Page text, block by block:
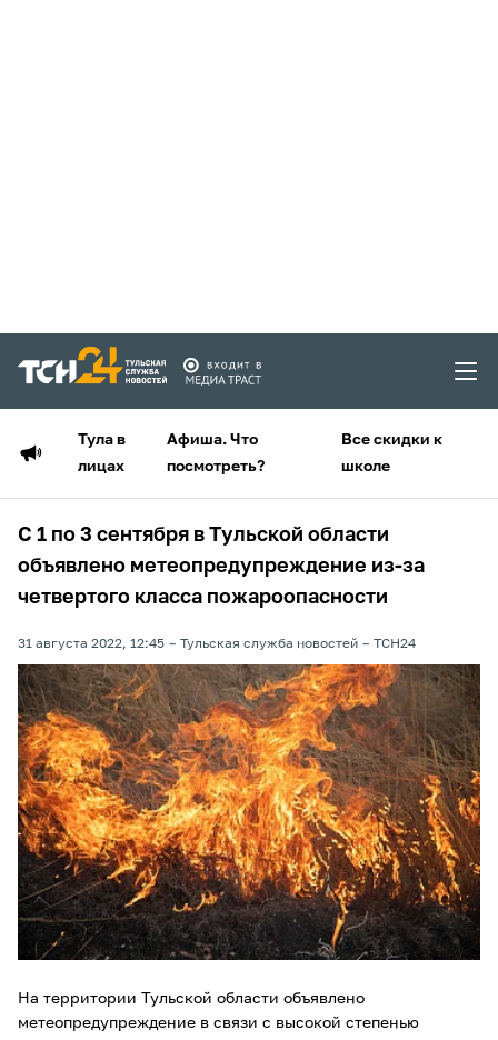
Тула в
лицах
Афиша. Что
посмотреть?
Все скидки к
школе
С 1 по 3 сентября в Тульской области
объявлено метеопредупреждение из-за
четвертого класса пожароопасности
31 августа 2022, 12:45 Тульская служба новостей ТСН24
На территории Тульской области объявлено
метеопредупреждение в связи с высокой степенью